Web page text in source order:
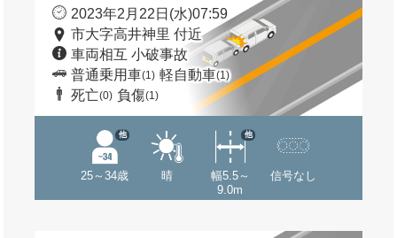
2023年2月22日(水)07:59
市大字高井神里 付近
車両相互 小破事故
普通乗用車(1) 軽自動車(1)
死亡(0) 負傷(1)
25～34歳
他
晴
幅5.5～
9.0m
他
信号なし